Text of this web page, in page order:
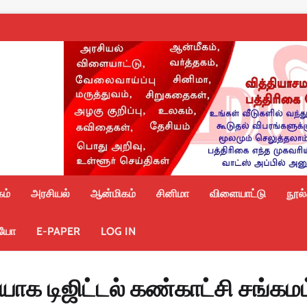
அரசியல் ஆன்மிகம் சினிமா விளையாட்டு
E-PAPER LOG IN
டிஜிட்டல் கண்காட்சி